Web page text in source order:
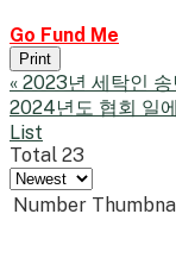
Go Fund Me
Print
« 2023년 세탁인
2024년도 협회 일
List
Total 23
Number